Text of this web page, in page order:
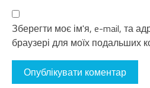
Зберегти моє ім'я, e-mail, та
браузері для моїх подальших